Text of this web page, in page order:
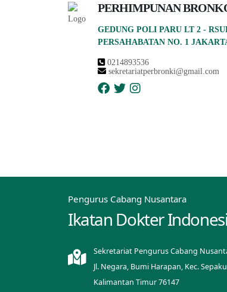
PERHIMPUNAN
GEDUNG POLI PARU LT 2 -
PERSAHABATAN NO. 1
0214893536
sekretariatperbronki@gmail.com
Pengurus Cabang Nusantara
Ikatan Dokter
Sekretariat Pengurus Cabang
Jl. Negara, Bumi Harapan, Kec.
Kalimantan Timur 76147